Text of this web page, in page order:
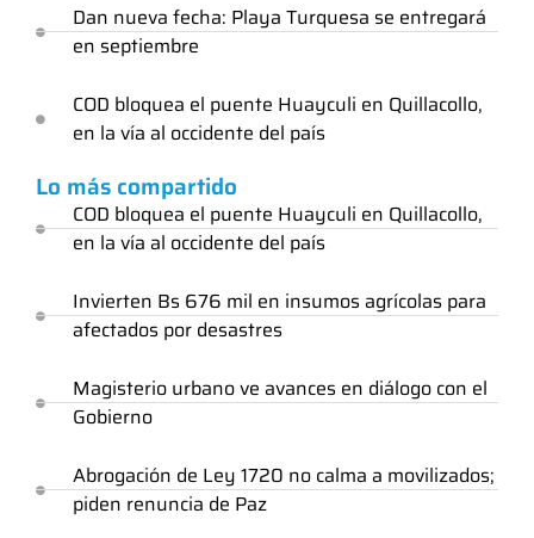
Dan nueva fecha: Playa Turquesa se entregará
en septiembre
COD bloquea el puente Huayculi en Quillacollo,
en la vía al occidente del país
Lo más compartido
COD bloquea el puente Huayculi en Quillacollo,
en la vía al occidente del país
Invierten Bs 676 mil en insumos agrícolas para
afectados por desastres
Magisterio urbano ve avances en diálogo con el
Gobierno
Abrogación de Ley 1720 no calma a movilizados;
piden renuncia de Paz